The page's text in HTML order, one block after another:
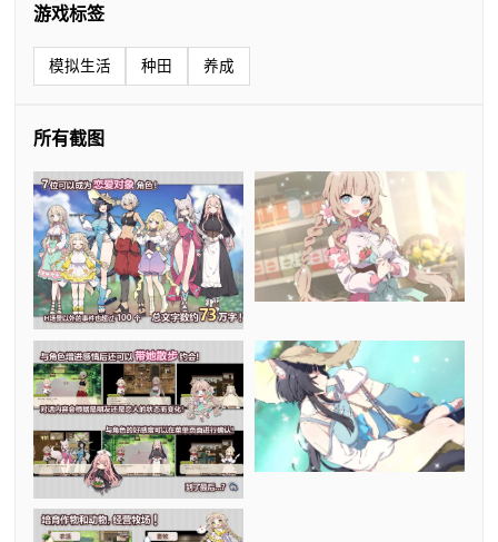
游戏标签
模拟生活 种田 养成
所有截图